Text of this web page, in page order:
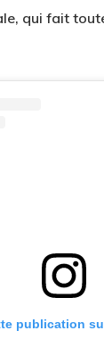
qui fait
publication